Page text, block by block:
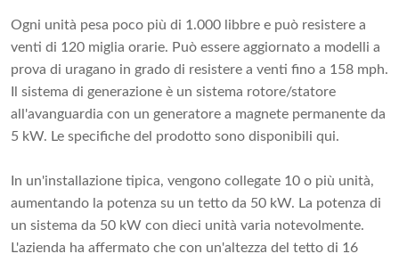
Ogni unità pesa poco più di 1.000 libbre e può resistere a
venti di 120 miglia orarie. Può essere aggiornato a modelli a
prova di uragano in grado di resistere a venti fino a 158 mph.
Il sistema di generazione è un sistema rotore/statore
all'avanguardia con un generatore a magnete permanente da
5 kW. Le specifiche del prodotto sono disponibili qui.
In un'installazione tipica, vengono collegate 10 o più unità,
aumentando la potenza su un tetto da 50 kW. La potenza di
un sistema da 50 kW con dieci unità varia notevolmente.
L'azienda ha affermato che con un'altezza del tetto di 16